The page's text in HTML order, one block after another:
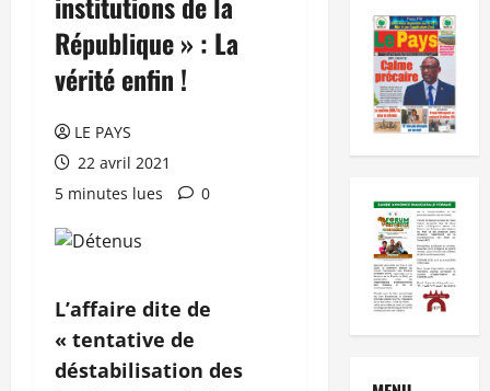
République » : La
vérité enfin !
LE PAYS
22 avril 2021
5 minutes lues
0
L’affaire dite de
« tentative de
déstabilisation des